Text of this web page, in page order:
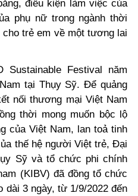
điều kiện làm việc của
phụ nữ trong ngành thời
trẻ em về một tương lai
Sustainable Festival năm
tại Thụy Sỹ. Để quảng
nối thương mại Việt Nam
thời mong muốn bộc lộ
của Việt Nam, lan toả tinh
thế hệ người Việt trẻ, Đại
Sỹ và tổ chức phi chính
(KIBV) đã đồng tổ chức
dài 3 ngày, từ 1/9/2022 đến